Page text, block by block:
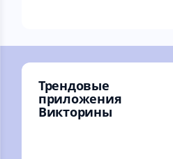
Трендовые
приложения
Викторины